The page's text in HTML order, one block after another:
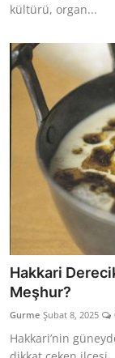
kültürü, organ...
Hakkari
Meşhur?
Gurme Şubat 8, 2025
Hakkari’nin